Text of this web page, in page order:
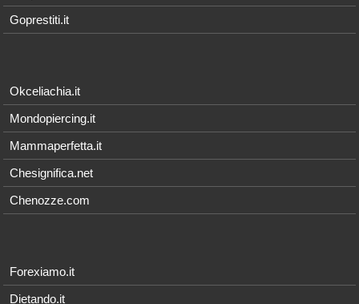
Goprestiti.it
Okceliachia.it
Mondopiercing.it
Mammaperfetta.it
Chesignifica.net
Chenozze.com
Forexiamo.it
Dietando.it